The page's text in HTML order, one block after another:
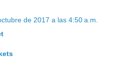
de 2017 a las 4:50 a.m.